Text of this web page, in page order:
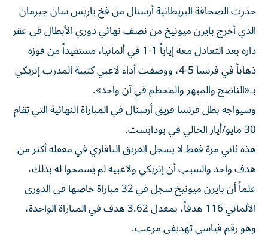
حذرت الصحافة البريطانية أرسنال من فخ باريس سان جيرمان
الذي أخرج بايرن ميونيخ من نصف نهائي دوري الأبطال في عقر
داره بعد التعادل معه إياباً 1-1 في ألمانيا، مستفيداً من فوزه
ذهاباً في فرنسا 5-4، ووصفت أداء لاعبي كتيبة المدرب إنريكي
بـ«الناضج والمبهر والمحطم في آن واحد».
وسيواجه بطل فرنسا فريق أرسنال في ‌المباراة النهائية التي تقام
30 مايو/أيار الحالي في بودابست.
هذه ثاني مرة فقط لا يسجل الفريق البافاري في معقله أكثر من
هدف واحد والسبب أن إنريكي ولاعبيه لم يسمحوا له بذلك،
علماً أن بايرن ميونيخ سجل في 32 مباراة خاضها في الدوري
الألماني 116 هدفاً، بمعدل 3.62 هدف في المباراة الواحدة،
وهو رقم قياسي تهديفي مرعب.